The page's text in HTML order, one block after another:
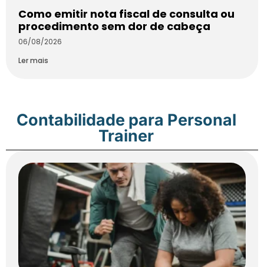
Como emitir nota fiscal de consulta ou
procedimento sem dor de cabeça
06/08/2026
Ler mais
Contabilidade para Personal
Trainer